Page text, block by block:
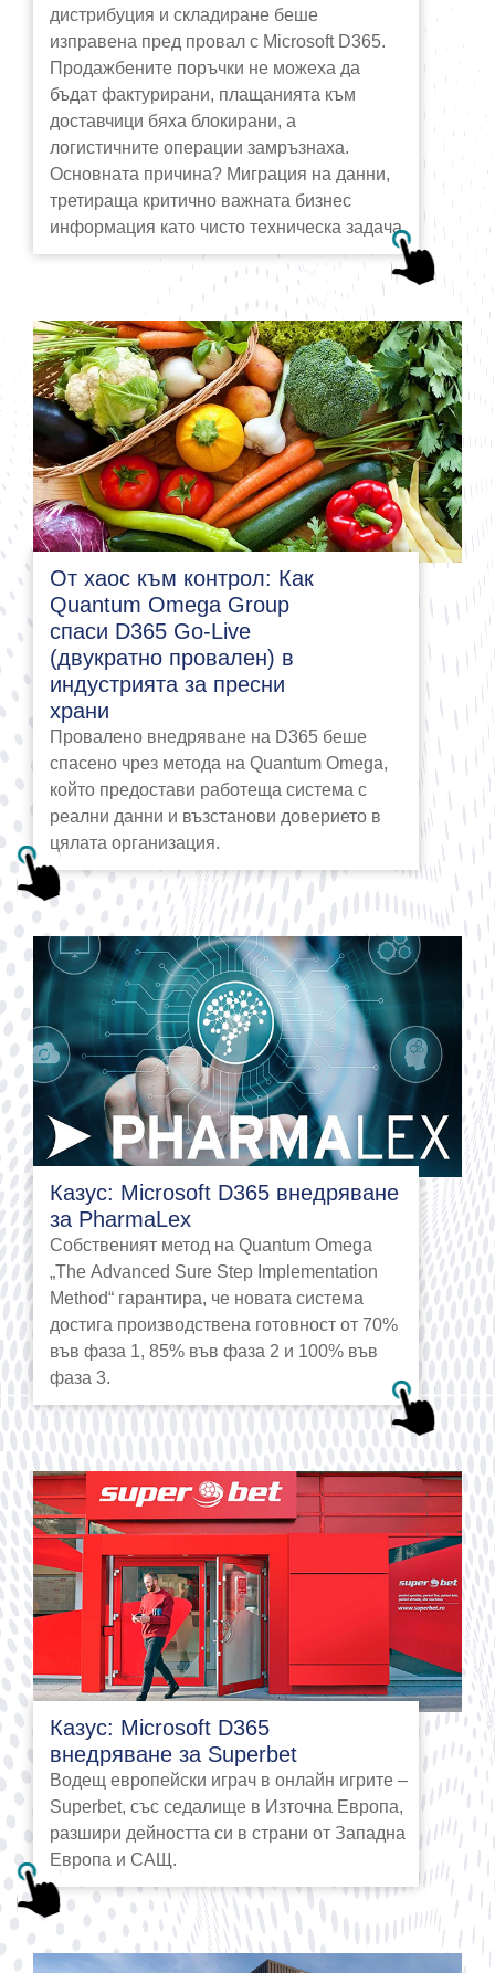
дистрибуция и складиране беше
изправена пред провал с Microsoft D365.
Продажбените поръчки не можеха да
бъдат фактурирани, плащанията към
доставчици бяха блокирани, а
логистичните операции замръзнаха.
Основната причина? Миграция на данни,
третираща критично важната бизнес
информация като чисто техническа задача.
От хаос към контрол: Как
Quantum Omega Group
спаси D365 Go-Live
(двукратно провален) в
индустрията за пресни
храни
Провалено внедряване на D365 беше
спасено чрез метода на Quantum Omega,
който предостави работеща система с
реални данни и възстанови доверието в
цялата организация.
Казус: Microsoft D365 внедряване
за PharmaLex
Собственият метод на Quantum Omega
„The Advanced Sure Step Implementation
Method“ гарантира, че новата система
достига производствена готовност от 70%
във фаза 1, 85% във фаза 2 и 100% във
фаза 3.
Казус: Microsoft D365
внедряване за Superbet
Водещ европейски играч в онлайн игрите –
Superbet, със седалище в Източна Европа,
разшири дейността си в страни от Западна
Европа и САЩ.